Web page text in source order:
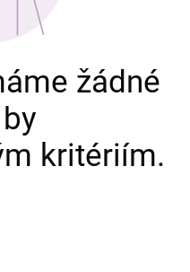
žádné
kritériím.